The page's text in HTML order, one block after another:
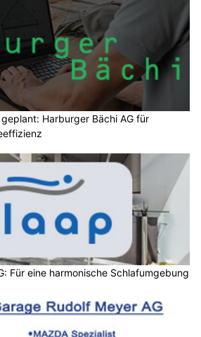
Harburger Bächi AG für
Für eine harmonische Schlafumgebung